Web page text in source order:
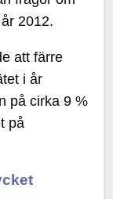
2012.
att färre
i år
på cirka 9 %
på